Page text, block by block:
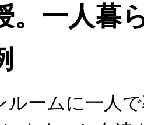
。一人暮
ルームに一人